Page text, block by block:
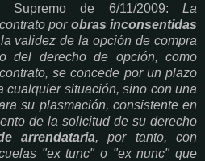
Supremo de 6/11/2009: La
por obras inconsentidas
validez de la opción de compra
del derecho de opción, como
se concede por un plazo
cualquier situación, sino con una
su plasmación, consistente en
de la solicitud de su derecho
arrendataria, por tanto, con
"ex tunc" o "ex nunc" que